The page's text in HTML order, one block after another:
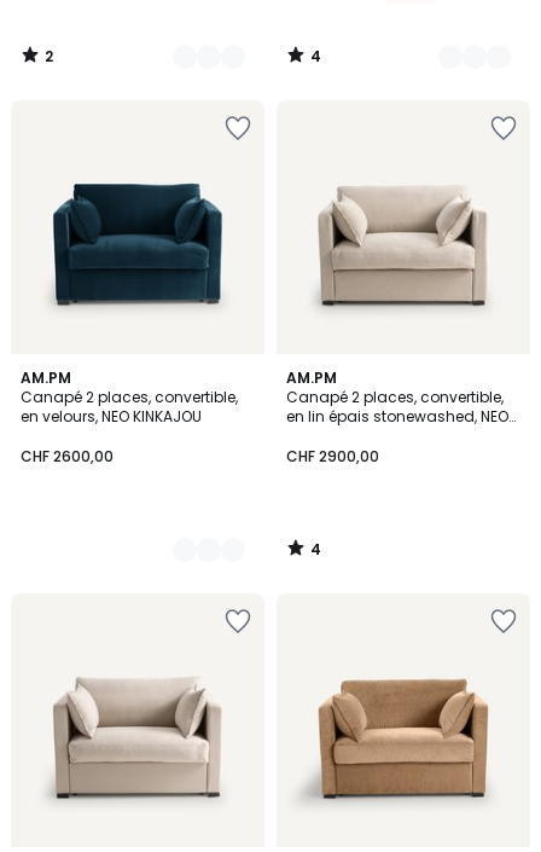
2
/
4
/
AM.PM
Canapé 2 places, convertible,
en velours, NEO KINKAJOU
CHF 2600,00
4
Couleurs
AM.PM
Canapé 2 places, convertible,
en lin épais stonewashed, NEO
CHF 2900,00
4
/
5
4
/